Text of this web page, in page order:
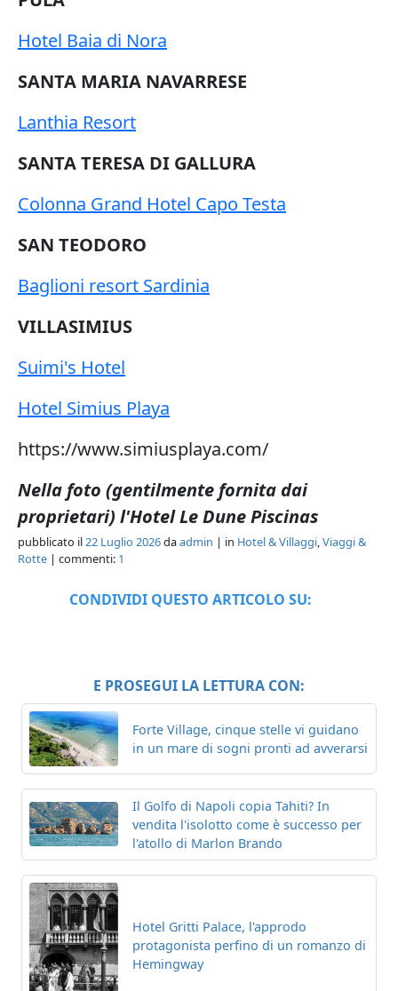
Hotel Baia di Nora
SANTA MARIA NAVARRESE
Lanthia Resort
SANTA TERESA DI GALLURA
Colonna Grand Hotel Capo Testa
SAN TEODORO
Baglioni resort Sardinia
VILLASIMIUS
Suimi's Hotel
Hotel Simius Playa
https://www.simiusplaya.com/
Nella foto (gentilmente fornita dai
proprietari) l'Hotel Le Dune Piscinas
pubblicato il22 Luglio 2026daadmin | in Hotel & Villaggi,Viaggi &
Rotte | commenti: 1
CONDIVIDI QUESTO ARTICOLO SU:
E PROSEGUI LA LETTURA CON:
Forte Village, cinque stelle vi guidano
in un mare di sogni pronti ad avverarsi
Il Golfo di Napoli copia Tahiti? In
vendita l'isolotto come è successo per
l'atollo di Marlon Brando
Hotel Gritti Palace, l'approdo
protagonista perfino di un romanzo di
Hemingway